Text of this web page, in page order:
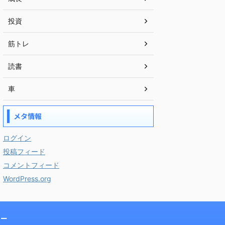
投資
筋トレ
読書
車
メタ情報
ログイン
投稿フィード
コメントフィード
WordPress.org